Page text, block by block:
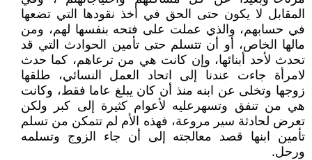
المقابل لا يكون حتى الحق في أخذ نقودها التي تضعها
في حسابهم، والذي عملت على فتحه بنفسها لهم، ومن
مالها الخاص، أو أن تتسلم حتى تأمين الحوادث التي قد
تحدث لأحد أبنائها، وإن كانت هي من ترعاهم، كما حدث
لامرأة جاءت عندنا إلى اتحاد العمل النسائي، طلقها
زوجها وتخلى عن ابنه منذ أن كان يبلغ عاما فقط، وكانت
هي من تنفق وتسهرعليه لأعوام كثيرة إلى كبر ولكن
تعرض لحادثة سير مروعة، فهذه الأم لم تتمكن من تسلم
تأمين ابنها قصد معالجته إلى أن جاء الزوج وتسلمه
ورحل.